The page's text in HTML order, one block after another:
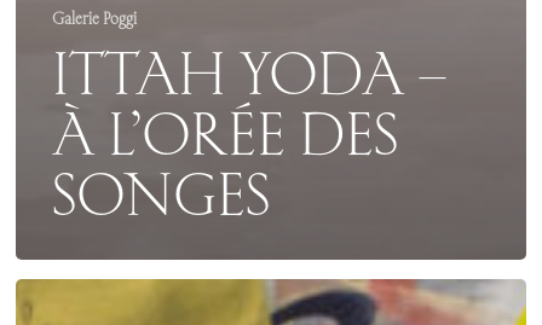
Galerie Poggi
ITTAH YODA –
À L’ORÉE DES
SONGES